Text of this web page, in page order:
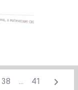
38 ... 41